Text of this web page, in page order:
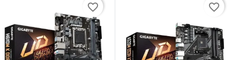
favorite_border favorite_border